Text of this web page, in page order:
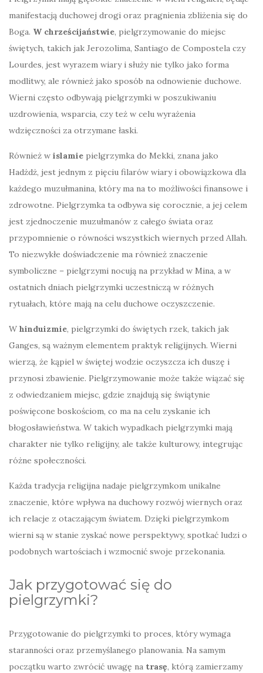
manifestacją duchowej drogi oraz pragnienia zbliżenia się do
Boga. W chrześcijaństwie, pielgrzymowanie do miejsc
świętych, takich jak Jerozolima, Santiago de Compostela czy
Lourdes, jest wyrazem wiary i służy nie tylko jako forma
modlitwy, ale również jako sposób na odnowienie duchowe.
Wierni często odbywają pielgrzymki w poszukiwaniu
uzdrowienia, wsparcia, czy też w celu wyrażenia
wdzięczności za otrzymane łaski.
Również w islamie pielgrzymka do Mekki, znana jako
Hadżdż, jest jednym z pięciu filarów wiary i obowiązkowa dla
każdego muzułmanina, który ma na to możliwości finansowe i
zdrowotne. Pielgrzymka ta odbywa się corocznie, a jej celem
jest zjednoczenie muzułmanów z całego świata oraz
przypomnienie o równości wszystkich wiernych przed Allah.
To niezwykłe doświadczenie ma również znaczenie
symboliczne – pielgrzymi nocują na przykład w Mina, a w
ostatnich dniach pielgrzymki uczestniczą w różnych
rytuałach, które mają na celu duchowe oczyszczenie.
W hinduizmie, pielgrzymki do świętych rzek, takich jak
Ganges, są ważnym elementem praktyk religijnych. Wierni
wierzą, że kąpiel w świętej wodzie oczyszcza ich duszę i
przynosi zbawienie. Pielgrzymowanie może także wiązać się
z odwiedzaniem miejsc, gdzie znajdują się świątynie
poświęcone boskościom, co ma na celu zyskanie ich
błogosławieństwa. W takich wypadkach pielgrzymki mają
charakter nie tylko religijny, ale także kulturowy, integrując
różne społeczności.
Każda tradycja religijna nadaje pielgrzymkom unikalne
znaczenie, które wpływa na duchowy rozwój wiernych oraz
ich relacje z otaczającym światem. Dzięki pielgrzymkom
wierni są w stanie zyskać nowe perspektywy, spotkać ludzi o
podobnych wartościach i wzmocnić swoje przekonania.
Jak przygotować się do
pielgrzymki?
Przygotowanie do pielgrzymki to proces, który wymaga
staranności oraz przemyślanego planowania. Na samym
początku warto zwrócić uwagę na trasę, którą zamierzamy